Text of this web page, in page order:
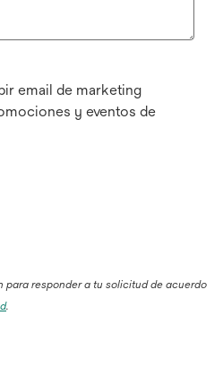
email de marketing
y eventos de
para responder a tu solicitud de acuerdo
.